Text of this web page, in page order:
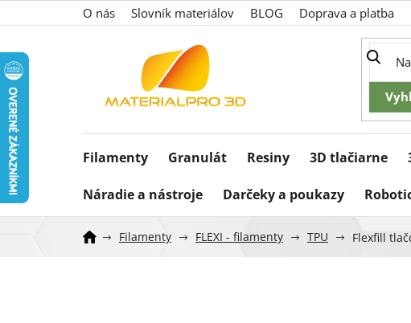
na
O nás Slovník materiálov BLOG Doprava a platba
Filamenty Granulát Resiny 3D tlačiarne
Náradie a nástroje Darčeky a poukazy
Filamenty FLEXI - filamenty TPU Flexfill